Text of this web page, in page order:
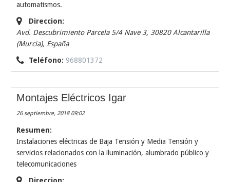
automatismos.
Direccion:
Avd. Descubrimiento Parcela 5/4 Nave 3, 30820 Alcantarilla
(Murcia), España
Teléfono: 968801372
Montajes Eléctricos Igar
26 septiembre, 2018 09:02
Resumen:
Instalaciones eléctricas de Baja Tensión y Media Tensión y
servicios relacionados con la iluminación, alumbrado público y
telecomunicaciones